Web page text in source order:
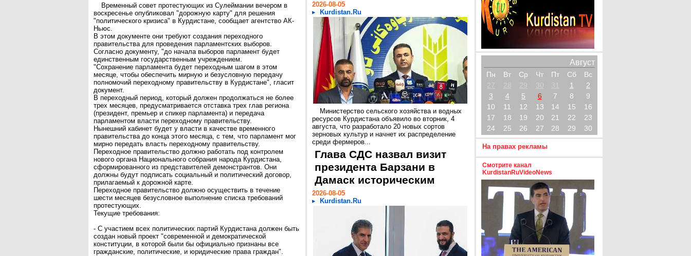
Временный совет протестующих из Сулеймании вечером в
воскресенье опубликовал "дорожную карту" для решения
"политического кризиса" в Курдистане, сообщает агентство АК-
Ньюс.
В этом документе они требуют создания переходного
правительства для проведения парламентских выборов.
Согласно документу, "до начала выборов парламент будет
единственным государственным учреждением.
"Сохранение парламента будет переходным шагом в этом
месяце, чтобы обеспечить мирную и безусловную передачу
полномочий переходному правительству в Курдистане", гласит
документ.
В переходный период, который должен продолжаться не более
трех месяцев, предусматривается отставка трех глав региона
(президент, премьер и спикер парламента) и передача
парламентом власти переходному правительству.
Нынешний кабинет будет у власти в качестве временного
правительства до конца этого месяца, с тем, что парламент мог
мирно передать власть переходному правительству.
Переходное правительство должно работать под контролем
нового органа Национального собрания народа Курдистана,
сформированного из представителей демонстрантов. Они
должны будут подписать социальный и политический договор,
прилагаемый к дорожной карте.
Переходное правительство должно осуществить в течение
шести месяцев безусловное выполнение списка требований
протестующих.
Текущие требования:
- С участием всех политических партий Курдистана должен быть
создан новый проект "современной и демократической
конституции, в которой были бы официально признаны все
гражданские, политические, и юридические права граждан".
2026-08-05
Kurdistan.Ru
Министерство сельского хозяйства и водных
ресурсов Курдистана объявило во вторник, 4
августа, что разработало 20 новых сортов
зерновых культур и начнет их распределение
среди фермеров...
Глава СДС назвал визит
президента Барзани в
Дамаск историческим
2026-08-05
Kurdistan.Ru
Август
Пн Вт Ср Чт Пт Сб
Вс
27
28 29 30 31 1
2
3
4 5 6 7 8
9
10
11 12 13 14 15
16
17
18 19 20 21 22
23
24
25 26 27 28 29 30
На правах рекламы
Смотрите канал
KurdistanRuVideoNews